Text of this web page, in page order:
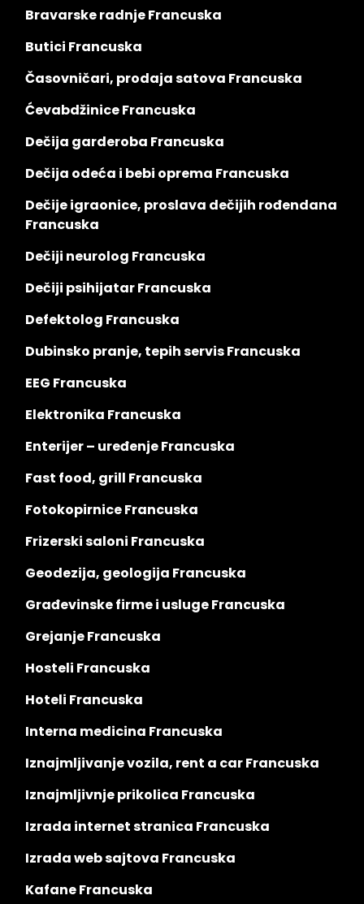
Bravarske radnje Francuska
Butici Francuska
Časovničari, prodaja satova Francuska
Ćevabdžinice Francuska
Dečija garderoba Francuska
Dečija odeća i bebi oprema Francuska
Dečije igraonice, proslava dečijih rođendana
Francuska
Dečiji neurolog Francuska
Dečiji psihijatar Francuska
Defektolog Francuska
Dubinsko pranje, tepih servis Francuska
EEG Francuska
Elektronika Francuska
Enterijer – uređenje Francuska
Fast food, grill Francuska
Fotokopirnice Francuska
Frizerski saloni Francuska
Geodezija, geologija Francuska
Građevinske firme i usluge Francuska
Grejanje Francuska
Hosteli Francuska
Hoteli Francuska
Interna medicina Francuska
Iznajmljivanje vozila, rent a car Francuska
Iznajmljivnje prikolica Francuska
Izrada internet stranica Francuska
Izrada web sajtova Francuska
Kafane Francuska